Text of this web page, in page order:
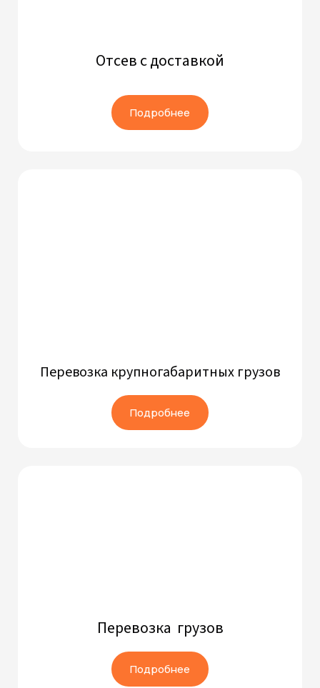
Отсев с доставкой
Подробнее
Перевозка крупногабаритных грузов
Подробнее
Перевозка грузов
Подробнее